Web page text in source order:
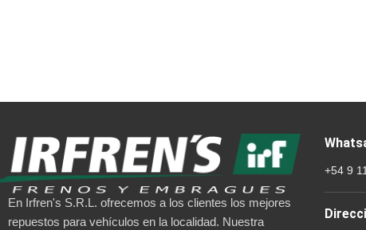
En Irfren's S.R.L. ofrecemos a los clientes los mejores
repuestos para vehículos en la localidad. Nuestra
+54 9